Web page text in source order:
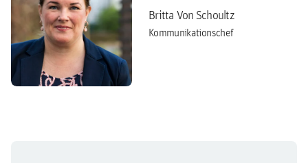
Britta Von Schoultz
Kommunikationschef